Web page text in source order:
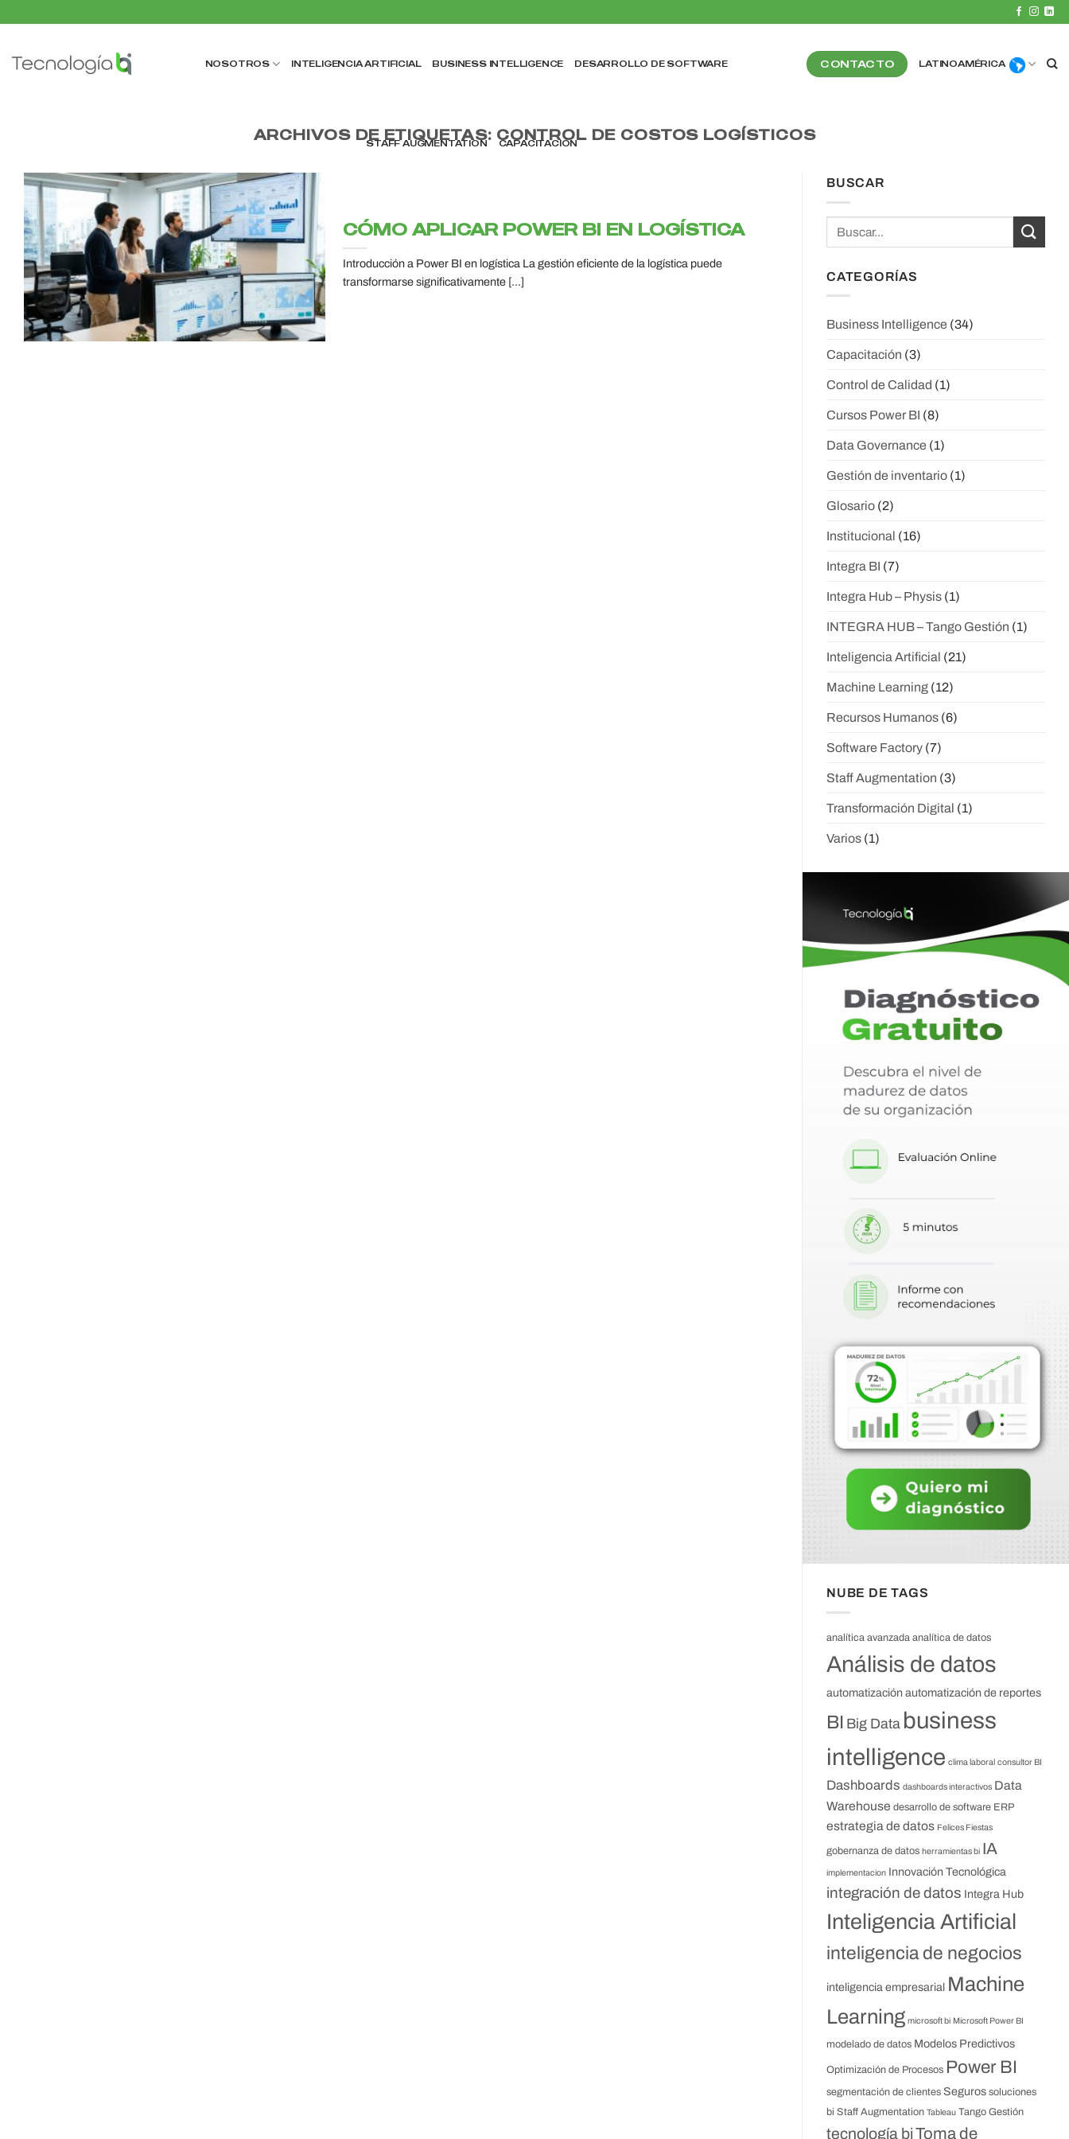
NOSOTROS INTELIGENCIA ARTIFICIAL BUSINESS INTELLIGENCE DESARROLLO DE SOFTWARE
STAFF AUGMENTATION CAPACITACIÓN
CONTACTO LATINOAMÉRICA
ARCHIVOS DE ETIQUETAS: CONTROL DE COSTOS LOGÍSTICOS
CÓMO APLICAR POWER BI EN LOGÍSTICA
Introducción a Power BI en logística La gestión eficiente de la logística puede
transformarse significativamente [...]
BUSCAR
CATEGORÍAS
Business Intelligence (34)
Capacitación (3)
Control de Calidad (1)
Cursos Power BI (8)
Data Governance (1)
Gestión de inventario (1)
Glosario (2)
Institucional (16)
Integra BI (7)
Integra Hub – Physis (1)
INTEGRA HUB – Tango Gestión (1)
Inteligencia Artificial (21)
Machine Learning (12)
Recursos Humanos (6)
Software Factory (7)
Staff Augmentation (3)
Transformación Digital (1)
Varios (1)
NUBE DE TAGS
analítica avanzada analítica de datos
Análisis de datos
automatizaciónautomatización de reportes
BI Big Data business
intelligence clima laboral consultor BI
Dashboards dashboards interactivos Data
Warehouse desarrollo de software ERP
estrategia de datos Felices Fiestas
gobernanza de datos herramientas bi IA
implementacion Innovación Tecnológica
integración de datos Integra Hub
Inteligencia Artificial
inteligencia de negocios
inteligencia empresarial Machine
Learning microsoft bi Microsoft Power BI
modelado de datos Modelos Predictivos
Optimización de Procesos Power BI
segmentación de clientes Seguros soluciones
bi Staff Augmentation Tableau Tango Gestión
tecnología biToma de